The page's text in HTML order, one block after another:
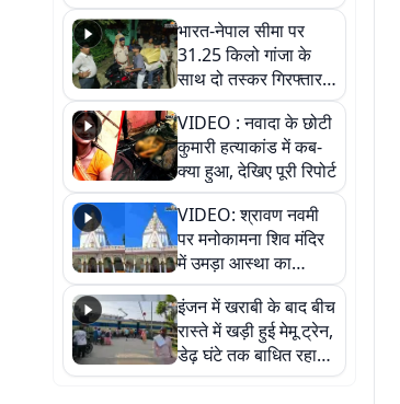
भारत-नेपाल सीमा पर
31.25 किलो गांजा के
साथ दो तस्कर गिरफ्तार,
नेपाली नंबर की बाइक
जब्त
VIDEO : नवादा के छोटी
कुमारी हत्याकांड में कब-
क्या हुआ, देखिए पूरी रिपोर्ट
VIDEO: श्रावण नवमी
पर मनोकामना शिव मंदिर
में उमड़ा आस्था का
सैलाब, हर-हर महादेव के
जयघोष से गूंजा परिसर
इंजन में खराबी के बाद बीच
रास्ते में खड़ी हुई मेमू ट्रेन,
डेढ़ घंटे तक बाधित रहा
आवागमन